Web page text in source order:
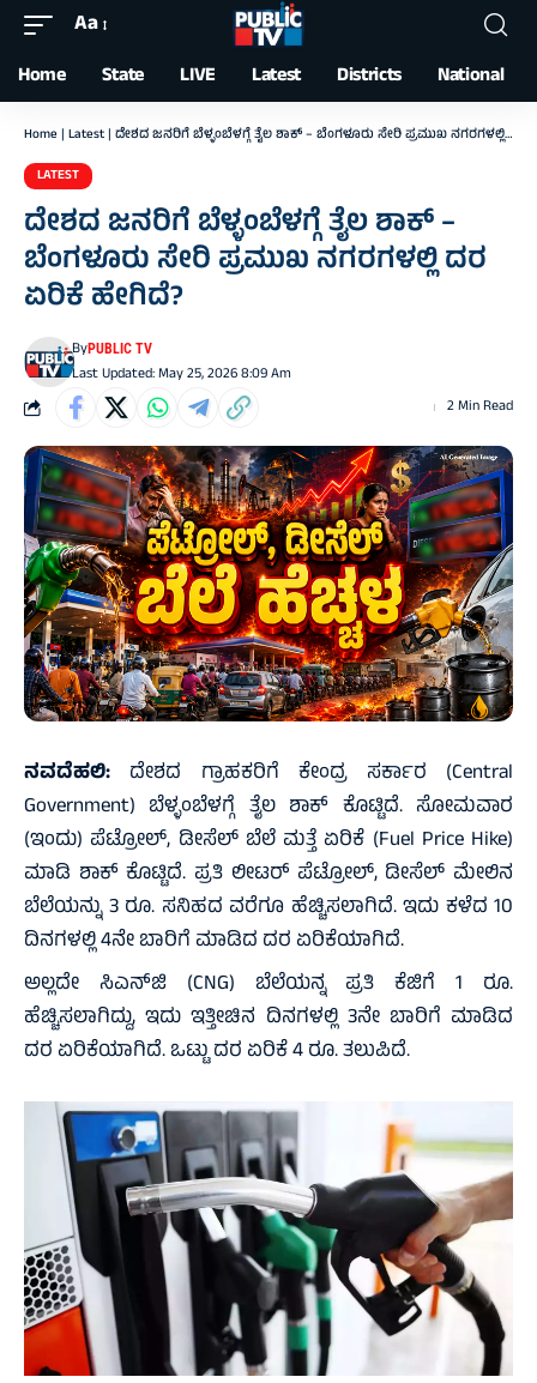
Font
Resizer
Aa
Home State LIVE Latest Districts National
Home | Latest | ದೇಶದ ಜನರಿಗೆ ಬೆಳ್ಳಂಬೆಳಗ್ಗೆ ತೈಲ ಶಾಕ್‌ – ಬೆಂಗಳೂರು ಸೇರಿ ಪ್ರಮುಖ ನಗರಗಳಲ್ಲಿ ದರ ಏರಿಕೆ ಹೇಗಿದೆ?
LATEST
ದೇಶದ ಜನರಿಗೆ ಬೆಳ್ಳಂಬೆಳಗ್ಗೆ ತೈಲ ಶಾಕ್‌ –
ಬೆಂಗಳೂರು ಸೇರಿ ಪ್ರಮುಖ ನಗರಗಳಲ್ಲಿ ದರ
ಏರಿಕೆ ಹೇಗಿದೆ?
Last Updated: May 25, 2026 8:09 Am
ByPUBLIC TV
2 Min Read
ನವದೆಹಲಿ: ದೇಶದ ಗ್ರಾಹಕರಿಗೆ ಕೇಂದ್ರ ಸರ್ಕಾರ (Central
Government) ಬೆಳ್ಳಂಬೆಳಗ್ಗೆ ತೈಲ ಶಾಕ್‌ ಕೊಟ್ಟಿದೆ. ಸೋಮವಾರ
(ಇಂದು) ಪೆಟ್ರೋಲ್‌, ಡೀಸೆಲ್‌ ಬೆಲೆ‌ ಮತ್ತೆ ಏರಿಕೆ (Fuel Price Hike)
ಮಾಡಿ ಶಾಕ್‌ ಕೊಟ್ಟಿದೆ. ಪ್ರತಿ ಲೀಟರ್‌ ಪೆಟ್ರೋಲ್‌, ಡೀಸೆಲ್‌ ಮೇಲಿನ
ಬೆಲೆಯನ್ನು 3 ರೂ. ಸನಿಹದ ವರೆಗೂ ಹೆಚ್ಚಿಸಲಾಗಿದೆ. ಇದು ಕಳೆದ 10
ದಿನಗಳಲ್ಲಿ 4ನೇ ಬಾರಿಗೆ ಮಾಡಿದ ದರ ಏರಿಕೆಯಾಗಿದೆ.
ಅಲ್ಲದೇ ಸಿಎನ್‌ಜಿ (CNG) ಬೆಲೆಯನ್ನ ಪ್ರತಿ ಕೆಜಿಗೆ 1 ರೂ.
ಹೆಚ್ಚಿಸಲಾಗಿದ್ದು, ಇದು ಇತ್ತೀಚಿನ ದಿನಗಳಲ್ಲಿ 3ನೇ ಬಾರಿಗೆ ಮಾಡಿದ
ದರ ಏರಿಕೆಯಾಗಿದೆ. ಒಟ್ಟು ದರ ಏರಿಕೆ 4 ರೂ. ತಲುಪಿದೆ.